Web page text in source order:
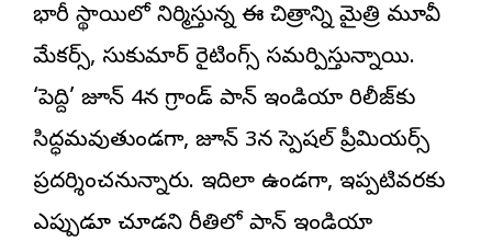
భారీ స్థాయిలో నిర్మిస్తున్న ఈ చిత్రాన్ని మైత్రి మూవీ
మేకర్స్, సుకుమార్ రైటింగ్స్ సమర్పిస్తున్నాయి.
‘పెద్ది’ జూన్ 4న గ్రాండ్ పాన్ ఇండియా రిలీజ్‌కు
సిద్ధమవుతుండగా, జూన్ 3న స్పెషల్ ప్రీమియర్స్
ప్రదర్శించనున్నారు. ఇదిలా ఉండగా, ఇప్పటివరకు
ఎప్పుడూ చూడని రీతిలో పాన్ ఇండియా